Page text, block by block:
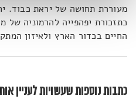
מעוררת תחושה של יראת כבוד.
כתזכורת יפהפייה להרמוניה של
החיים בכדור הארץ ולאיזון
כתבות נוספות שעשויות לעניין